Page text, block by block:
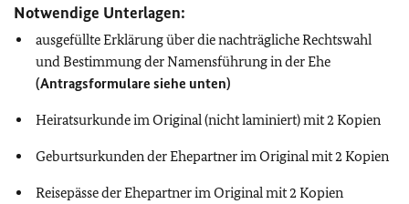
Notwendige Unterlagen:
ausgefüllte Erklärung über die nachträgliche Rechtswahl
und Bestimmung der Namensführung in der Ehe
(Antragsformulare siehe unten)
Heiratsurkunde im Original (nicht laminiert) mit 2 Kopien
Geburtsurkunden der Ehepartner im Original mit 2 Kopien
Reisepässe der Ehepartner im Original mit 2 Kopien